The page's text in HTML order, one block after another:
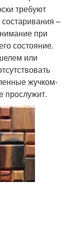
требуют
–
при
состояние.
или
жучком-
прослужит.